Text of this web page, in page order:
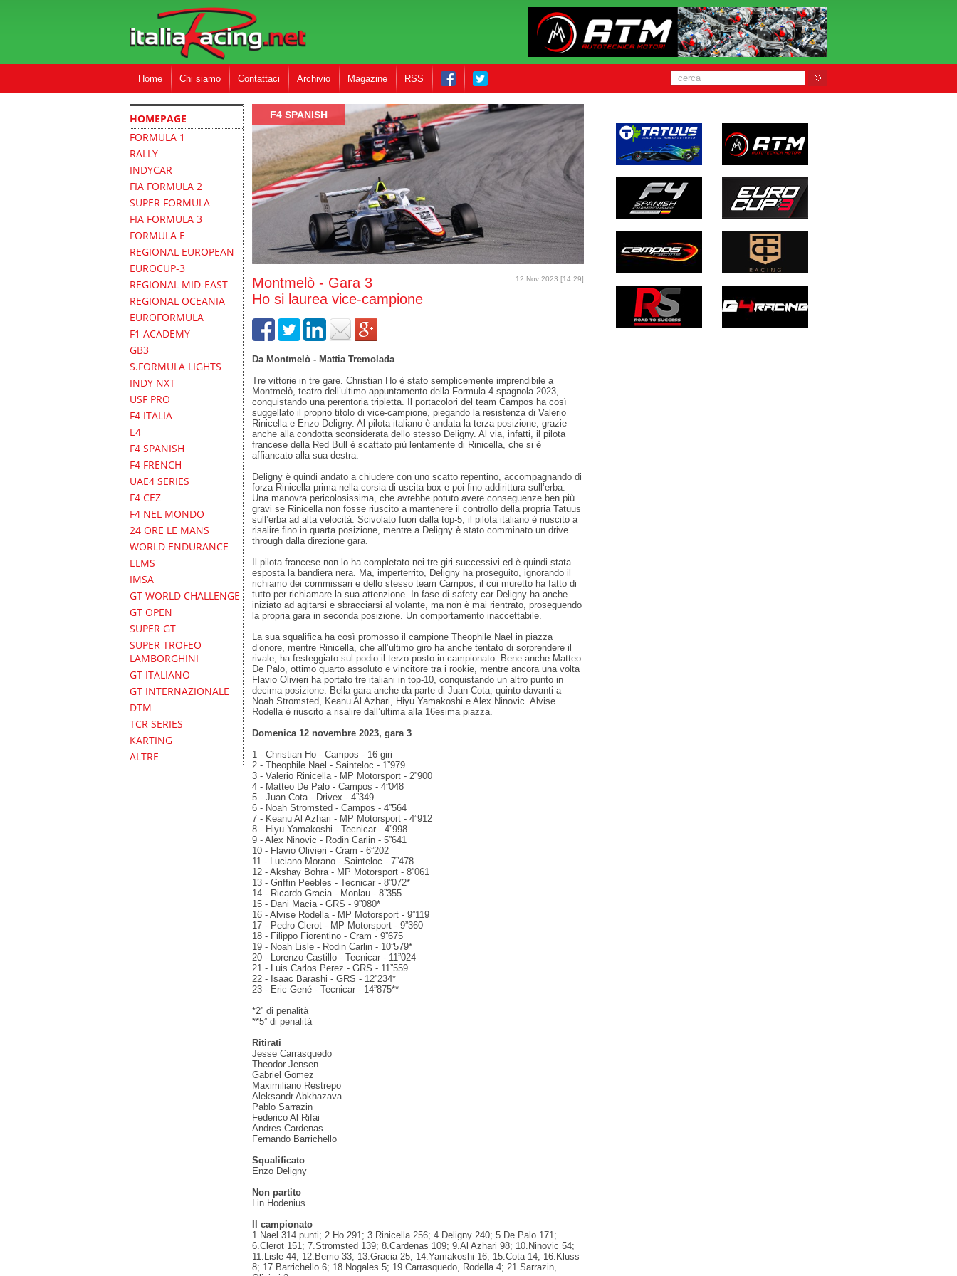
Home Chi siamo Contattaci Archivio Magazine RSS
HOMEPAGE
FORMULA 1
RALLY
INDYCAR
FIA FORMULA 2
SUPER FORMULA
FIA FORMULA 3
FORMULA E
REGIONAL EUROPEAN
EUROCUP-3
REGIONAL MID-EAST
REGIONAL OCEANIA
EUROFORMULA
F1 ACADEMY
GB3
S.FORMULA LIGHTS
INDY NXT
USF PRO
F4 ITALIA
E4
F4 SPANISH
F4 FRENCH
UAE4 SERIES
F4 CEZ
F4 NEL MONDO
24 ORE LE MANS
WORLD ENDURANCE
ELMS
IMSA
GT WORLD CHALLENGE
GT OPEN
SUPER GT
SUPER TROFEO
LAMBORGHINI
GT ITALIANO
GT INTERNAZIONALE
DTM
TCR SERIES
KARTING
ALTRE
F4 SPANISH
12 Nov 2023 [14:29]
Montmelò - Gara 3
Ho si laurea vice-campione
Da Montmelò - Mattia Tremolada
Tre vittorie in tre gare. Christian Ho è stato semplicemente imprendibile a
Montmelò, teatro dell’ultimo appuntamento della Formula 4 spagnola 2023,
conquistando una perentoria tripletta. Il portacolori del team Campos ha così
suggellato il proprio titolo di vice-campione, piegando la resistenza di Valerio
Rinicella e Enzo Deligny. Al pilota italiano è andata la terza posizione, grazie
anche alla condotta sconsiderata dello stesso Deligny. Al via, infatti, il pilota
francese della Red Bull è scattato più lentamente di Rinicella, che si è
affiancato alla sua destra.
Deligny è quindi andato a chiudere con uno scatto repentino, accompagnando di
forza Rinicella prima nella corsia di uscita box e poi fino addirittura sull’erba.
Una manovra pericolosissima, che avrebbe potuto avere conseguenze ben più
gravi se Rinicella non fosse riuscito a mantenere il controllo della propria Tatuus
sull’erba ad alta velocità. Scivolato fuori dalla top-5, il pilota italiano è riuscito a
risalire fino in quarta posizione, mentre a Deligny è stato comminato un drive
through dalla direzione gara.
Il pilota francese non lo ha completato nei tre giri successivi ed è quindi stata
esposta la bandiera nera. Ma, imperterrito, Deligny ha proseguito, ignorando il
richiamo dei commissari e dello stesso team Campos, il cui muretto ha fatto di
tutto per richiamare la sua attenzione. In fase di safety car Deligny ha anche
iniziato ad agitarsi e sbracciarsi al volante, ma non è mai rientrato, proseguendo
la propria gara in seconda posizione. Un comportamento inaccettabile.
La sua squalifica ha così promosso il campione Theophile Nael in piazza
d’onore, mentre Rinicella, che all’ultimo giro ha anche tentato di sorprendere il
rivale, ha festeggiato sul podio il terzo posto in campionato. Bene anche Matteo
De Palo, ottimo quarto assoluto e vincitore tra i rookie, mentre ancora una volta
Flavio Olivieri ha portato tre italiani in top-10, conquistando un altro punto in
decima posizione. Bella gara anche da parte di Juan Cota, quinto davanti a
Noah Stromsted, Keanu Al Azhari, Hiyu Yamakoshi e Alex Ninovic. Alvise
Rodella è riuscito a risalire dall’ultima alla 16esima piazza.
Domenica 12 novembre 2023, gara 3
1 - Christian Ho - Campos - 16 giri
2 - Theophile Nael - Sainteloc - 1”979
3 - Valerio Rinicella - MP Motorsport - 2”900
4 - Matteo De Palo - Campos - 4”048
5 - Juan Cota - Drivex - 4”349
6 - Noah Stromsted - Campos - 4”564
7 - Keanu Al Azhari - MP Motorsport - 4”912
8 - Hiyu Yamakoshi - Tecnicar - 4”998
9 - Alex Ninovic - Rodin Carlin - 5”641
10 - Flavio Olivieri - Cram - 6”202
11 - Luciano Morano - Sainteloc - 7”478
12 - Akshay Bohra - MP Motorsport - 8”061
13 - Griffin Peebles - Tecnicar - 8”072*
14 - Ricardo Gracia - Monlau - 8”355
15 - Dani Macia - GRS - 9”080*
16 - Alvise Rodella - MP Motorsport - 9”119
17 - Pedro Clerot - MP Motorsport - 9”360
18 - Filippo Fiorentino - Cram - 9”675
19 - Noah Lisle - Rodin Carlin - 10”579*
20 - Lorenzo Castillo - Tecnicar - 11”024
21 - Luis Carlos Perez - GRS - 11”559
22 - Isaac Barashi - GRS - 12”234*
23 - Eric Gené - Tecnicar - 14”875**
*2” di penalità
**5” di penalità
Ritirati
Jesse Carrasquedo
Theodor Jensen
Gabriel Gomez
Maximiliano Restrepo
Aleksandr Abkhazava
Pablo Sarrazin
Federico Al Rifai
Andres Cardenas
Fernando Barrichello
Squalificato
Enzo Deligny
Non partito
Lin Hodenius
Il campionato
1.Nael 314 punti; 2.Ho 291; 3.Rinicella 256; 4.Deligny 240; 5.De Palo 171;
6.Clerot 151; 7.Stromsted 139; 8.Cardenas 109; 9.Al Azhari 98; 10.Ninovic 54;
11.Lisle 44; 12.Berrio 33; 13.Gracia 25; 14.Yamakoshi 16; 15.Cota 14; 16.Kluss
8; 17.Barrichello 6; 18.Nogales 5; 19.Carrasquedo, Rodella 4; 21.Sarrazin,